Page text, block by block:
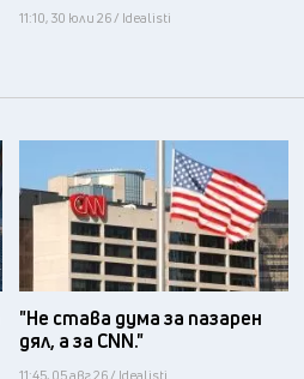
11:10, 30 юли 26 / Idealisti
"Не става дума за пазарен
дял, а за CNN."
11:45, 05 авг 26 / Idealisti